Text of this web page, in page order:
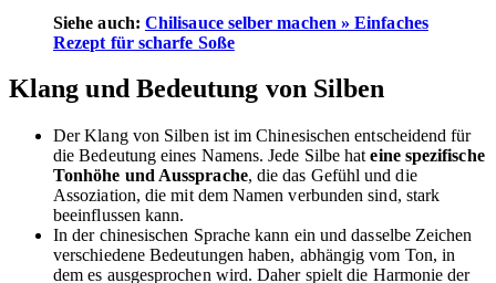
Siehe auch: Chilisauce selber machen » Einfaches
Rezept für scharfe Soße
Klang und Bedeutung von Silben
Der Klang von Silben ist im Chinesischen entscheidend für
die Bedeutung eines Namens. Jede Silbe hateine spezifische
Tonhöhe und Aussprache, die das Gefühl und die
Assoziation, die mit dem Namen verbunden sind, stark
beeinflussen kann.
In der chinesischen Sprache kann ein und dasselbe Zeichen
verschiedene Bedeutungen haben, abhängig vom Ton, in
dem es ausgesprochen wird. Daher spielt die Harmonie der